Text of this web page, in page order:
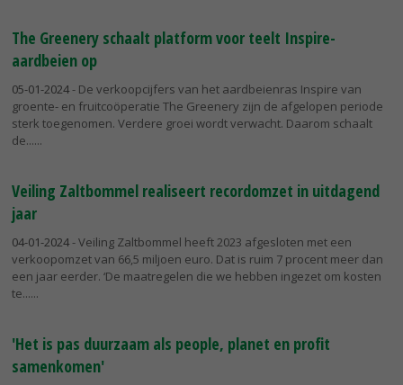
The Greenery schaalt platform voor teelt Inspire-
aardbeien op
05-01-2024- De verkoopcijfers van het aardbeienras Inspire van
groente- en fruitcoöperatie The Greenery zijn de afgelopen periode
sterk toegenomen. Verdere groei wordt verwacht. Daarom schaalt
de...
Veiling Zaltbommel realiseert recordomzet in uitdagend
jaar
04-01-2024- Veiling Zaltbommel heeft 2023 afgesloten met een
verkoopomzet van 66,5 miljoen euro. Dat is ruim 7 procent meer dan
een jaar eerder. ‘De maatregelen die we hebben ingezet om kosten
te...
'Het is pas duurzaam als people, planet en profit
samenkomen'